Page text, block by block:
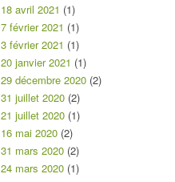
18 avril 2021 (1)
7 février 2021 (1)
3 février 2021 (1)
20 janvier 2021 (1)
29 décembre 2020 (2)
31 juillet 2020 (2)
21 juillet 2020 (1)
16 mai 2020 (2)
31 mars 2020 (2)
24 mars 2020 (1)